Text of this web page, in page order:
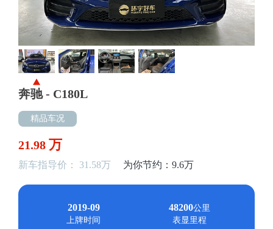
奔驰 - C180L
精品车况
21.98 万
新车指导价： 31.58万 为你节约：9.6万
2019-09
上牌时间
48200公里
表显里程